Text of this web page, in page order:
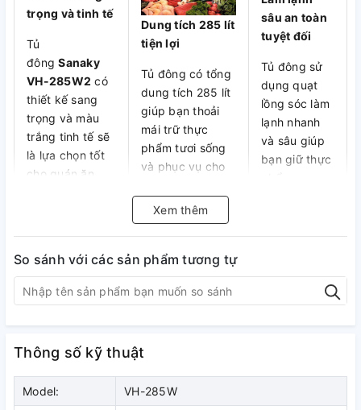
trọng và tinh tế
Tủ
đôngSanaky
VH-285W2 có
thiết kế sang
trọng và màu
trắng tinh tế sẽ
là lựa chọn tốt
cho quán ăn,
Dung tích 285 lít
tiện lợi
Tủ đông có tổng
dung tích 285 lít
giúp bạn thoải
mái trữ thực
phẩm tươi sống
và phục vụ cho
đình của bạn.
sâu an toàn
tuyệt đối
Tủ đông sử
dụng quạt
lồng sóc làm
lạnh nhanh
và sâu giúp
bạn giữ thực
Công nghệ làm
ưu
Lớp foam dày,
giữ lạnh tốt
Tủ đông có khả
dụng
Tủ đông
Xem thêm
So sánh với các sản phẩm tương tự
Thông số kỹ thuật
Model: VH-285W